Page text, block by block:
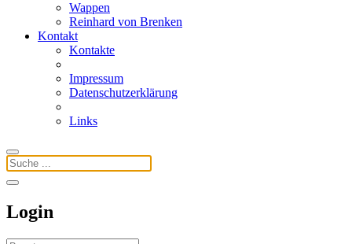
Wappen
Reinhard von Brenken
Kontakt
Kontakte
Impressum
Datenschutzerklärung
Links
Login